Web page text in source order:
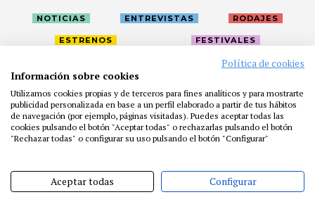
NOTICIAS ENTREVISTAS RODAJES
ESTRENOS FESTIVALES
PRENSA
FUNDACIÓN RESIDENCIAS
AYUDAS
BIBLIOTECA
PUBLICACIONES
CONTACTO
Política de cookies
Información sobre cookies
Utilizamos cookies propias y de terceros para fines analíticos y para mostrarte
publicidad personalizada en base a un perfil elaborado a partir de tus hábitos
de navegación (por ejemplo, páginas visitadas). Puedes aceptar todas las
cookies pulsando el botón "Aceptar todas" o rechazarlas pulsando el botón
"Rechazar todas" o configurar su uso pulsando el botón "Configurar"
Aceptar todas Configurar